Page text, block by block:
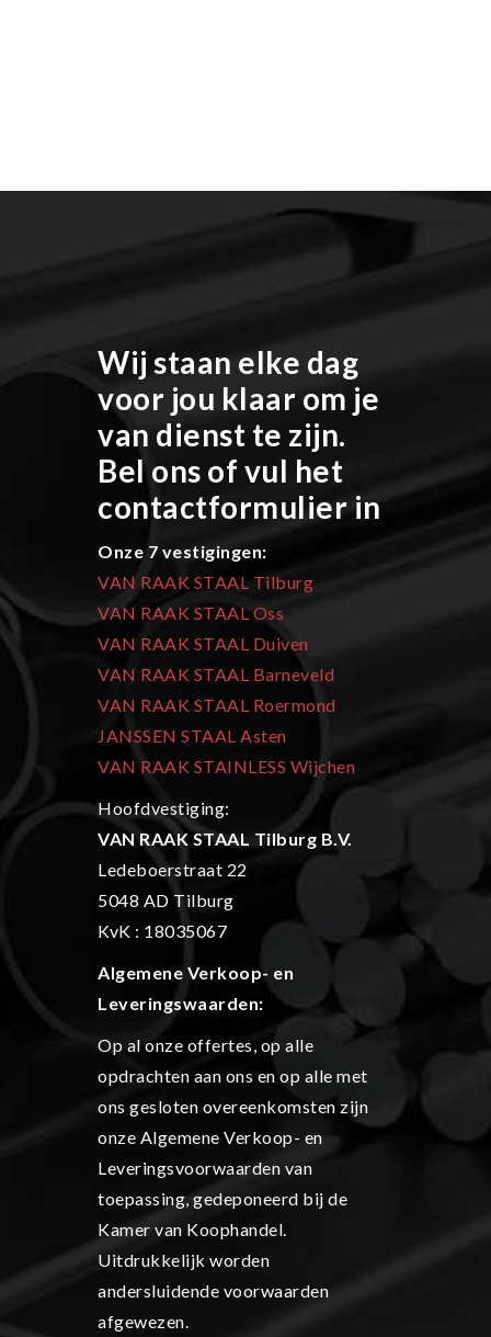
Wij staan elke dag
voor jou klaar om je
van dienst te zijn.
Bel ons of vul het
contactformulier in
Onze 7 vestigingen:
VAN RAAK STAAL Tilburg
VAN RAAK STAAL Oss
VAN RAAK STAAL Duiven
VAN RAAK STAAL Barneveld
VAN RAAK STAAL Roermond
JANSSEN STAAL Asten
VAN RAAK STAINLESS Wijchen
Hoofdvestiging:
VAN RAAK STAAL Tilburg B.V.
Ledeboerstraat 22
5048 AD Tilburg
KvK : 18035067
Algemene Verkoop- en
Leveringswaarden:
Op al onze offertes, op alle
opdrachten aan ons en op alle met
ons gesloten overeenkomsten zijn
onze Algemene Verkoop- en
Leveringsvoorwaarden van
toepassing, gedeponeerd bij de
Kamer van Koophandel.
Uitdrukkelijk worden
andersluidende voorwaarden
afgewezen.